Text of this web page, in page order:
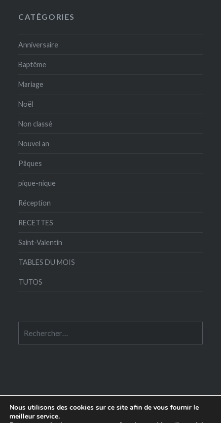
CATÉGORIES
Anniversaire
Baptême
Mariage
Noël
Non classé
Nouvel an
Pâques
pique-nique
Réception
RECETTES
Saint-Valentin
TABLES DU MOIS
TUTOS
Nous utilisons des cookies sur ce site afin de vous fournir le
meilleur service.